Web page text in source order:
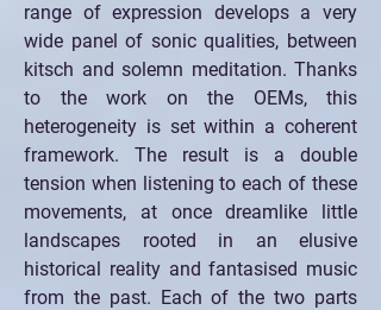
range of expression develops a very
wide panel of sonic qualities, between
kitsch and solemn meditation. Thanks
to the work on the OEMs, this
heterogeneity is set within a coherent
framework. The result is a double
tension when listening to each of these
movements, at once dreamlike little
landscapes rooted in an elusive
historical reality and fantasised music
from the past. Each of the two parts